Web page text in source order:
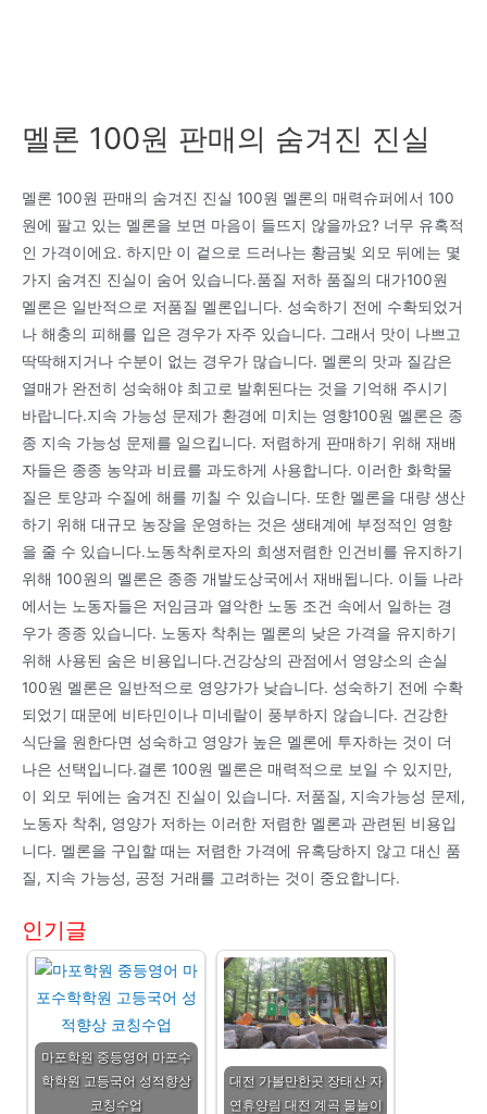
멜론 100원 판매의 숨겨진 진실
멜론 100원 판매의 숨겨진 진실 100원 멜론의 매력슈퍼에서 100
원에 팔고 있는 멜론을 보면 마음이 들뜨지 않을까요? 너무 유혹적
인 가격이에요. 하지만 이 겉으로 드러나는 황금빛 외모 뒤에는 몇
가지 숨겨진 진실이 숨어 있습니다.품질 저하 품질의 대가100원
멜론은 일반적으로 저품질 멜론입니다. 성숙하기 전에 수확되었거
나 해충의 피해를 입은 경우가 자주 있습니다. 그래서 맛이 나쁘고
딱딱해지거나 수분이 없는 경우가 많습니다. 멜론의 맛과 질감은
열매가 완전히 성숙해야 최고로 발휘된다는 것을 기억해 주시기
바랍니다.지속 가능성 문제가 환경에 미치는 영향100원 멜론은 종
종 지속 가능성 문제를 일으킵니다. 저렴하게 판매하기 위해 재배
자들은 종종 농약과 비료를 과도하게 사용합니다. 이러한 화학물
질은 토양과 수질에 해를 끼칠 수 있습니다. 또한 멜론을 대량 생산
하기 위해 대규모 농장을 운영하는 것은 생태계에 부정적인 영향
을 줄 수 있습니다.노동착취로자의 희생저렴한 인건비를 유지하기
위해 100원의 멜론은 종종 개발도상국에서 재배됩니다. 이들 나라
에서는 노동자들은 저임금과 열악한 노동 조건 속에서 일하는 경
우가 종종 있습니다. 노동자 착취는 멜론의 낮은 가격을 유지하기
위해 사용된 숨은 비용입니다.건강상의 관점에서 영양소의 손실
100원 멜론은 일반적으로 영양가가 낮습니다. 성숙하기 전에 수확
되었기 때문에 비타민이나 미네랄이 풍부하지 않습니다. 건강한
식단을 원한다면 성숙하고 영양가 높은 멜론에 투자하는 것이 더
나은 선택입니다.결론 100원 멜론은 매력적으로 보일 수 있지만,
이 외모 뒤에는 숨겨진 진실이 있습니다. 저품질, 지속가능성 문제,
노동자 착취, 영양가 저하는 이러한 저렴한 멜론과 관련된 비용입
니다. 멜론을 구입할 때는 저렴한 가격에 유혹당하지 않고 대신 품
질, 지속 가능성, 공정 거래를 고려하는 것이 중요합니다.
인기글
마포학원 중등영어 마포수
학학원 고등국어 성적향상
코칭수업
대전 가볼만한곳 장태산 자
연휴양림 대전 계곡 물놀이